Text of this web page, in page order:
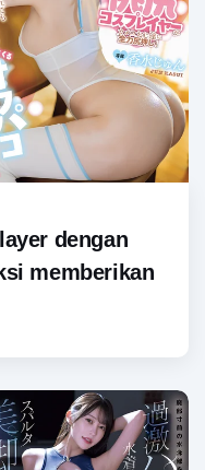
dengan
memberikan